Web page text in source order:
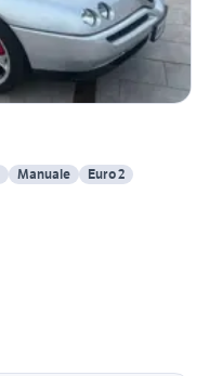
Manuale Euro 2